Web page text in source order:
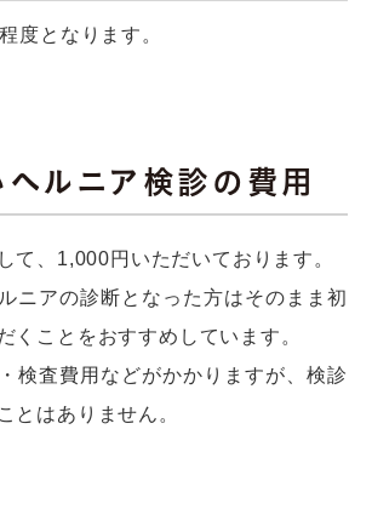
度となります。
ヘルニア検診の費用
て、1,000円いただいております。
ニアの診断となった方はそのまま初
くことをおすすめしています。
検査費用などがかかりますが、検診
とはありません。